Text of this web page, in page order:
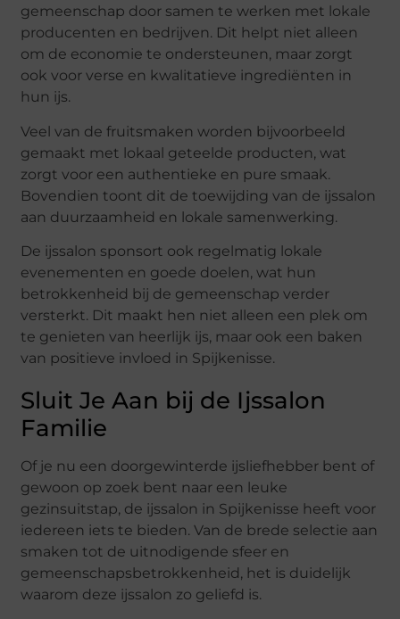
gemeenschap door samen te werken met lokale
producenten en bedrijven. Dit helpt niet alleen
om de economie te ondersteunen, maar zorgt
ook voor verse en kwalitatieve ingrediënten in
hun ijs.
Veel van de fruitsmaken worden bijvoorbeeld
gemaakt met lokaal geteelde producten, wat
zorgt voor een authentieke en pure smaak.
Bovendien toont dit de toewijding van de ijssalon
aan duurzaamheid en lokale samenwerking.
De ijssalon sponsort ook regelmatig lokale
evenementen en goede doelen, wat hun
betrokkenheid bij de gemeenschap verder
versterkt. Dit maakt hen niet alleen een plek om
te genieten van heerlijk ijs, maar ook een baken
van positieve invloed in Spijkenisse.
Sluit Je Aan bij de Ijssalon
Familie
Of je nu een doorgewinterde ijsliefhebber bent of
gewoon op zoek bent naar een leuke
gezinsuitstap, de ijssalon in Spijkenisse heeft voor
iedereen iets te bieden. Van de brede selectie aan
smaken tot de uitnodigende sfeer en
gemeenschapsbetrokkenheid, het is duidelijk
waarom deze ijssalon zo geliefd is.